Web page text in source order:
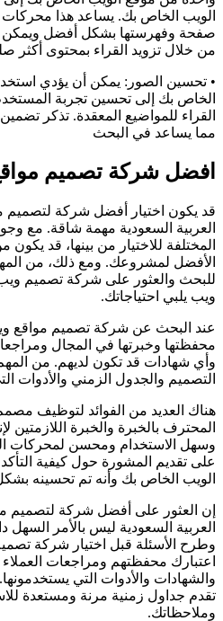
الويب الخاص بك. يساعد هذا
صفحة وفهرستها بشكل أفضل ويمكن
من خلال تزويد القراء بمحتوى أكثر
• تحسين الصور: يمكن أن يؤدي
الخاص بك إلى تحسين تجربة
القراء للمواضيع المعقدة. تذكر
مما يساعد في البحث
افضل شركة تصميم
قد يكون اختيار أفضل شركة لتصميم
العربية السعودية مهمة شاقة. مع
المختلفة للاختيار من بينها، قد
الأفضل لمشروعك. ومع ذلك، من
للبحث والعثور على شركة تصميم ويب
ويب يلبي احتياجاتك.
عند البحث عن شركة تصميم مواقع
محفظتها وخبرتها في المجال
وأي شهادات قد تكون لديهم. من
التصميم والجدول الزمني والأدوات
هناك العديد من الفوائد لتوظيف
المحترف بالخبرة والخبرة
وسهل الاستخدام ومحسن لمحركات
على تقديم المشورة حول كيفية
الويب الخاص بك وأنه تم تحسينه
إن العثور على أفضل شركة لتصميم
العربية السعودية ليس بالأمر السهل
وطرح الأسئلة قبل اختيار شركة
اعتبارك محفظتهم ومراجعات العملاء
والشهادات والأدوات التي
تقدم جداول زمنية مرنة ومستعدة
وملاحظاتك.